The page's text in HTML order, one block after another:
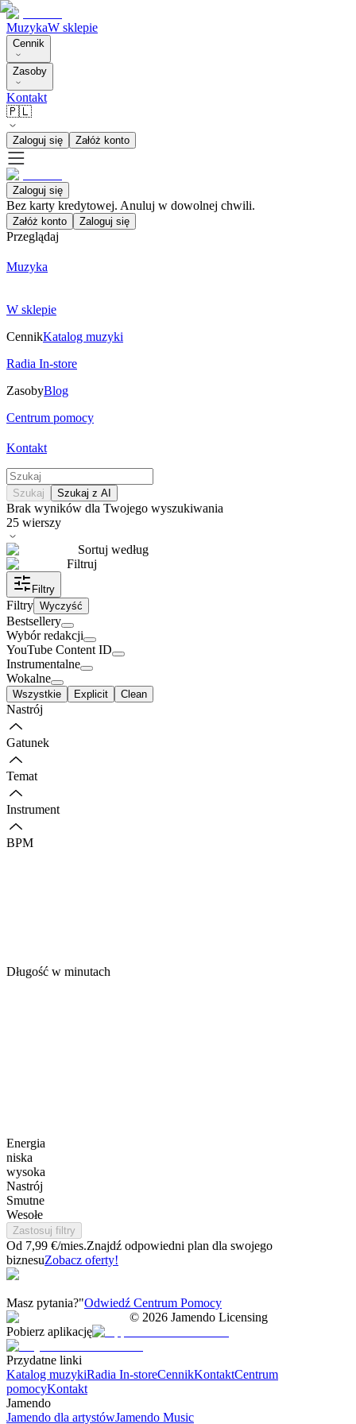
MuzykaW sklepie
Cennik
Zasoby
Kontakt
🇵🇱
Zaloguj się Załóż konto
Zaloguj się
Bez karty kredytowej. Anuluj w dowolnej chwili.
Załóż konto Zaloguj się
Przeglądaj
Muzyka
W sklepie
CennikKatalog muzyki
Radia In-store
ZasobyBlog
Centrum pomocy
Kontakt
Szukaj Szukaj z AI
Brak wyników dla Twojego wyszukiwania
25 wierszy
Sortuj według
Filtruj
Filtry
Filtry Wyczyść
Bestsellery
Wybór redakcji
YouTube Content ID
Instrumentalne
Wokalne
Wszystkie Explicit Clean
Nastrój
Gatunek
Temat
Instrument
BPM
Długość w minutach
Energia
niska
wysoka
Nastrój
Smutne
Wesołe
Zastosuj filtry
Od 7,99 €/mies.Znajdź odpowiedni plan dla swojego
biznesuZobacz oferty!
Masz pytania?"Odwiedź Centrum Pomocy
© 2026 Jamendo Licensing
Pobierz aplikację
Przydatne linki
Katalog muzykiRadia In-storeCennikKontaktCentrum
pomocyKontakt
Jamendo
Jamendo dla artystówJamendo Music